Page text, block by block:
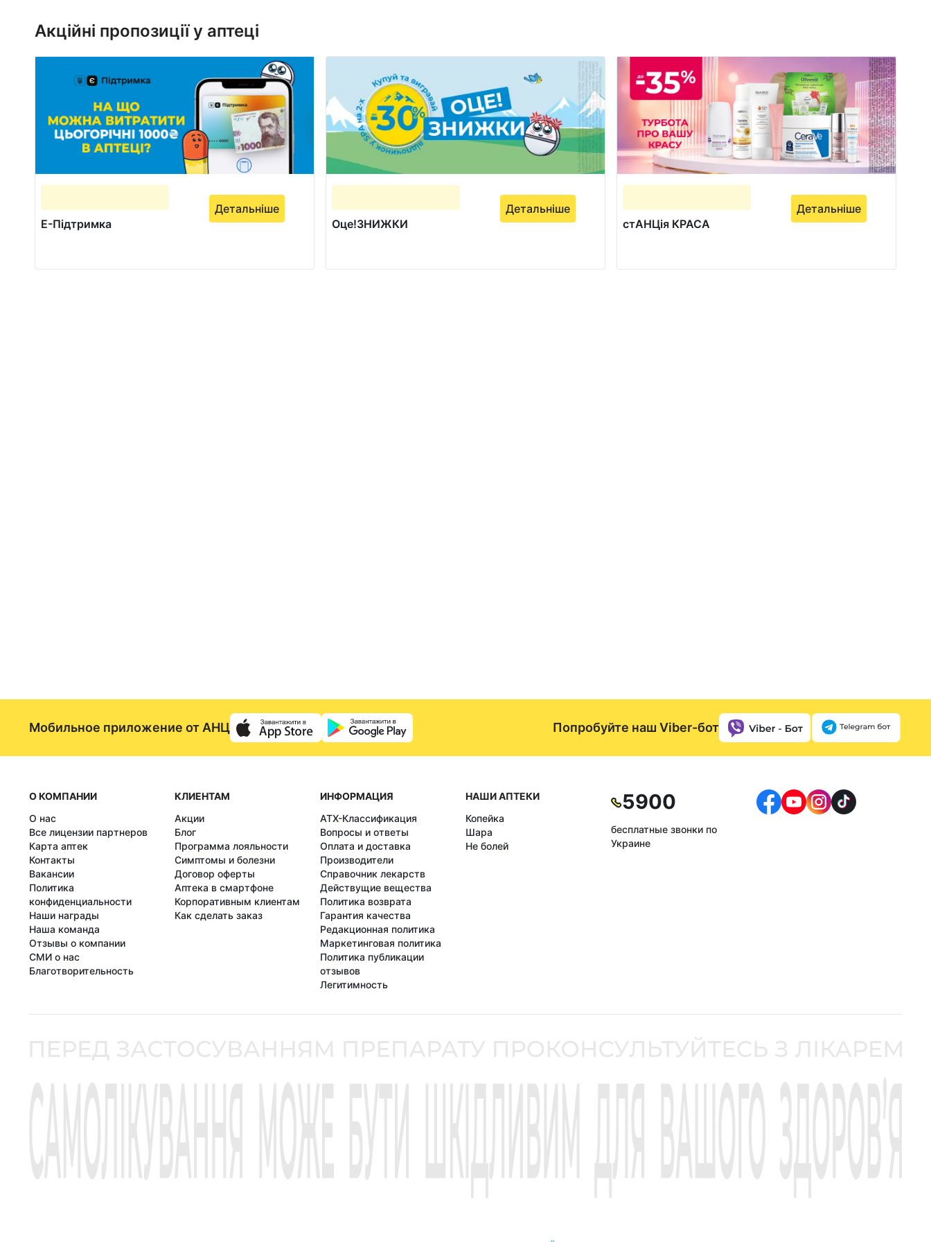
Акційні пропозиції у аптеці
Е-Підтримка
Детальніше
Оце!ЗНИЖКИ
Детальніше
стАНЦія КРАСА
Детальніше
Мобильное приложение от АНЦ Попробуйте наш Viber-бот
О КОМПАНИИ
О нас
Все лицензии партнеров
Карта аптек
Контакты
Вакансии
Политика
конфиденциальности
Наши награды
Наша команда
Отзывы о компании
СМИ о нас
Благотворительность
КЛИЕНТАМ
Акции
Блог
Программа лояльности
Симптомы и болезни
Договор оферты
Аптека в смартфоне
Корпоративным клиентам
Как сделать заказ
ИНФОРМАЦИЯ
АТХ-Классификация
Вопросы и ответы
Оплата и доставка
Производители
Справочник лекарств
Действущие вещества
Политика возврата
Гарантия качества
Редакционная политика
Маркетинговая политика
Политика публикации
отзывов
Легитимность
НАШИ АПТЕКИ
Копейка
Шара
Не болей
5900
бесплатные звонки по
Украине